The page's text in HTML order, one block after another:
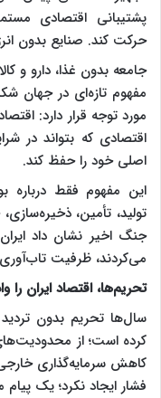
پشتیبانی اقتصادی
حرکت کند. صنایع بدون
جامعه بدون غذا، دارو و
مفهوم تازه‌ای در جهان
مورد توجه قرار دارد:
اقتصادی که بتواند در
اصلی خود را حفظ کند.
این مفهوم فقط درباره
تولید، تأمین،
جنگ اخیر نشان داد
می‌کردند، ظرفیت تاب‌آوری
تحریم‌ها، اقتصاد ایران را
سال‌ها تحریم بدون
کرده است؛ از
کاهش سرمایه‌گذاری
فشار ایجاد نکرد؛ یک